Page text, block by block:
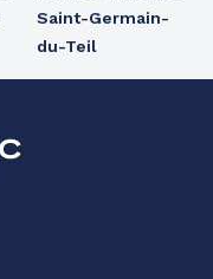
Saint-Germain-
du-Teil